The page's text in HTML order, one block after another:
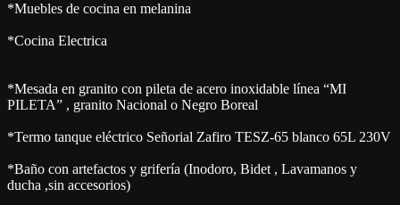
*Muebles de cocina en melanina
*Cocina Electrica
*Mesada en granito con pileta de acero inoxidable línea “MI
PILETA” , granito Nacional o Negro Boreal
*Termo tanque eléctrico Señorial Zafiro TESZ-65 blanco 65L 230V
*Baño con artefactos y grifería (Inodoro, Bidet , Lavamanos y
ducha ,sin accesorios)